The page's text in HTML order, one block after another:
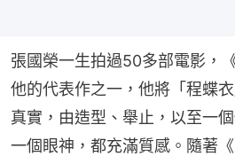
張國榮一生拍過50多部電影，
他的代表作之一，他將「程蝶
真實，由造型、舉止，以至一
一個眼神，都充滿質感。隨著